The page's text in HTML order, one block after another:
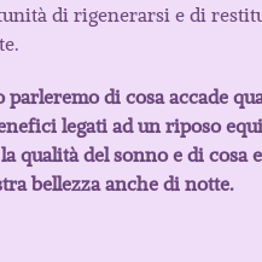
di rigenerarsi e di
di cosa accade
legati ad un riposo
qualità del sonno e di cosa
bellezza anche di notte.